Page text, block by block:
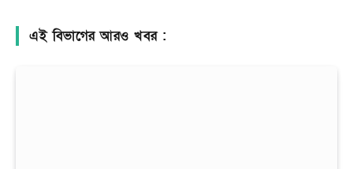
এই বিভাগের আরও খবর :